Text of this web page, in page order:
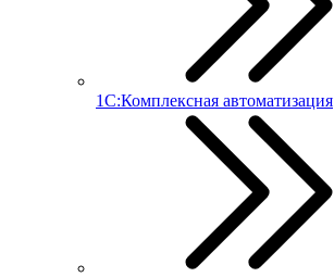
1С:Комплексная автоматизация